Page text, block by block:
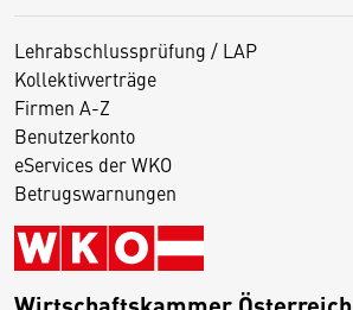
Lehrabschlussprüfung / LAP
Kollektivverträge
Firmen A-Z
Benutzerkonto
eServices der WKO
Betrugswarnungen